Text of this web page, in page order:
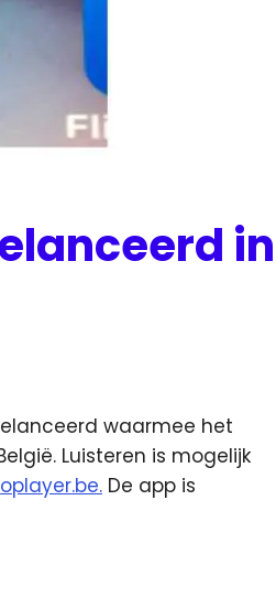
in
waarmee het
Luisteren is mogelijk
De app is